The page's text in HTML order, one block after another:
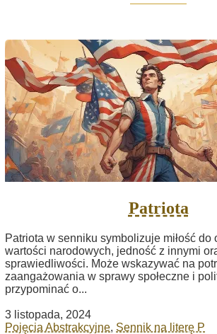
Patriota
Patriota w senniku symbolizuje miłość do
wartości narodowych, jedność z innymi
sprawiedliwości. Może wskazywać na
zaangażowania w sprawy społeczne i
przypominać o...
3 listopada, 2024
Pojęcia Abstrakcyjne, Sennik na literę P